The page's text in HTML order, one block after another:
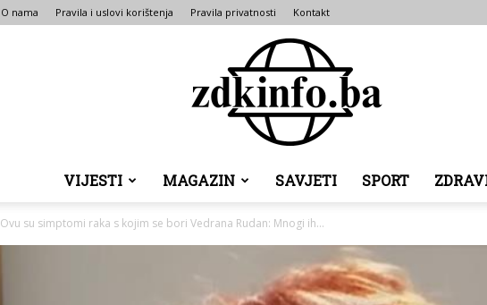
O nama Pravila i uslovi korištenja Pravila privatnosti Kontakt
ZDK
VIJESTI MAGAZIN SAVJETI SPORT
Ovu su simptomi raka s kojim se bori Vedrana Rudan: Mnogi ih...